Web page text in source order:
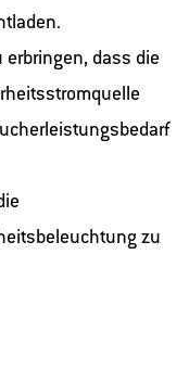
erbringen, dass die
zu